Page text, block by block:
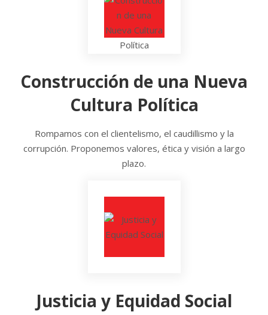
Construcción de una Nueva
Cultura Política
Rompamos con el clientelismo, el caudillismo y la
corrupción. Proponemos valores, ética y visión a largo
plazo.
Justicia y Equidad Social